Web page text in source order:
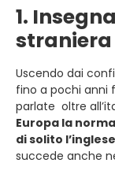
1.
straniera
Uscendo dai
fino a pochi anni
parlate oltre
Europa la
di solito
succede anche